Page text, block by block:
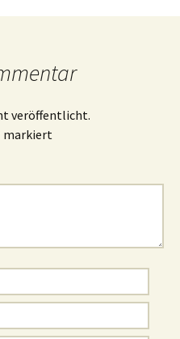
veröffentlicht.
markiert